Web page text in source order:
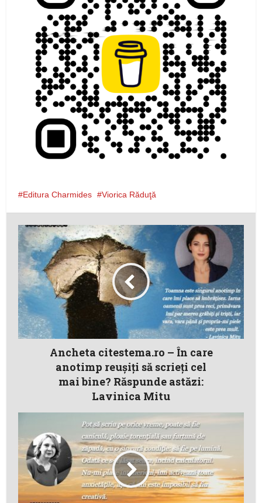
Editura Charmides Viorica Răduţă
Ancheta citestema.ro – În care
anotimp reuşiţi să scrieţi cel
mai bine? Răspunde astăzi:
Lavinica Mitu